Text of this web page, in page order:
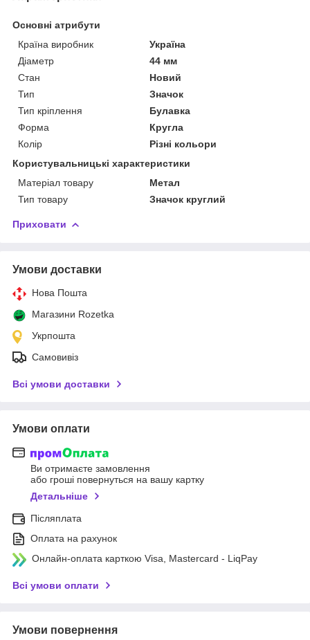
Основні атрибути
Країна виробник
Україна
Діаметр
44 мм
Стан
Новий
Тип
Значок
Тип кріплення
Булавка
Форма
Кругла
Колір
Різні кольори
Користувальницькі характеристики
Матеріал товару
Метал
Тип товару
Значок круглий
Приховати
Умови доставки
Нова Пошта
Магазини Rozetka
Укрпошта
Самовивіз
Всі умови доставки
Умови оплати
Ви отримаєте замовлення
або гроші повернуться на вашу картку
Детальніше
Післяплата
Оплата на рахунок
Онлайн-оплата карткою Visa, Mastercard - LiqPay
Всі умови оплати
Умови повернення